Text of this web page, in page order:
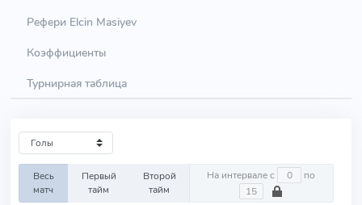
Рефери Elcin Masiyev
Коэффициенты
Турнирная таблица
Весь
матч
Первый
тайм
Второй
тайм
На интервале с по